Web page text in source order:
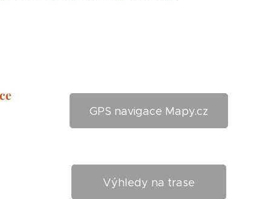
GPS navigace Mapy.cz
Výhledy na trase